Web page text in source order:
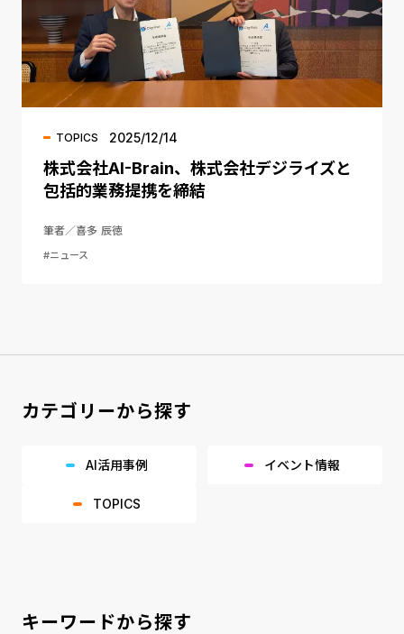
TOPICS 2025/12/14
株式会社AI-Brain、株式会社デジライズと
包括的業務提携を締結
筆者／喜多 辰徳
#ニュース
カテゴリーから探す
AI活用事例 イベント情報
TOPICS
キーワードから探す